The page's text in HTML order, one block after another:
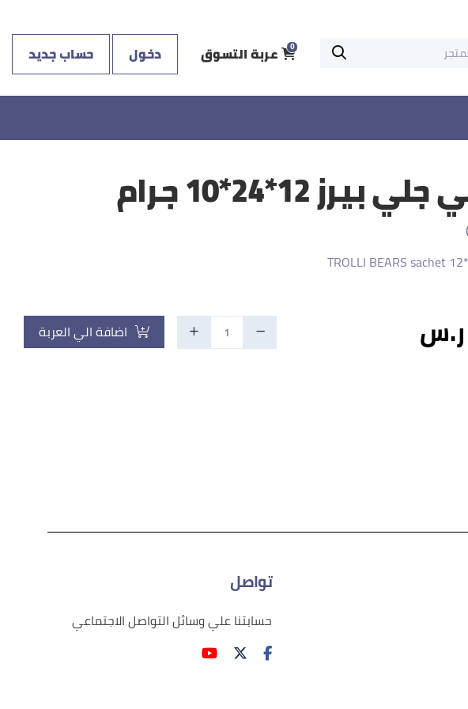
0 عربة التسوق دخول حساب جديد
بيرز 12*24*10 جرام
TROLLI BEARS sachet
اضافة الي العربة
تواصل
حسابتنا علي وسائل التواصل الاجتماعي